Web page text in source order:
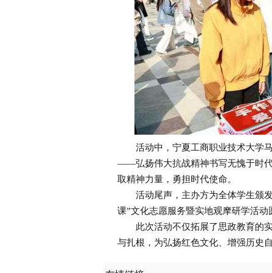
活动中，宁夏工商职业技术大学马
——弘扬伟大抗战精神书写无愧于时
取精神力量，勇担时代使命。
活动尾声，主办方为全体学生颁发
课”文化志愿服务暨实地观摩研学活动
此次活动不仅拓展了思政教育的实
与扎根，为弘扬红色文化、增强历史